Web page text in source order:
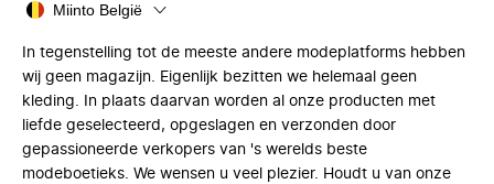
Miinto België
In tegenstelling tot de meeste andere modeplatforms hebben
wij geen magazijn. Eigenlijk bezitten we helemaal geen
kleding. In plaats daarvan worden al onze producten met
liefde geselecteerd, opgeslagen en verzonden door
gepassioneerde verkopers van 's werelds beste
modeboetieks. We wensen u veel plezier. Houdt u van onze